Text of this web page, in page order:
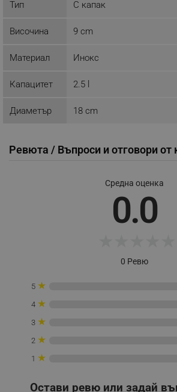
Тип С капак
Височина 9 cm
Материал Инокс
Капацитет 2.5 l
Диаметър 18 cm
Ревюта / Въпроси и отговори от
Средна оценка
0.0
0 Ревю
5 ★
4 ★
3 ★
2 ★
1 ★
Остави ревю или задай
_sgf_user_id
_sgf_session_id
Google Privacy Policy